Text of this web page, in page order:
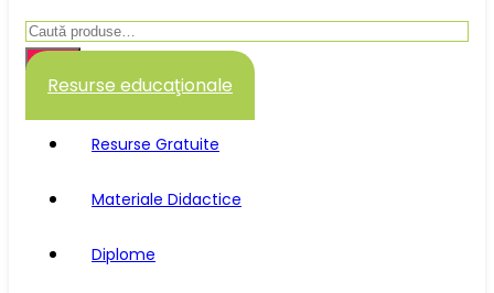
Caută
după:
Caută
Resurse educaţionale
Resurse Gratuite
Materiale Didactice
Diplome